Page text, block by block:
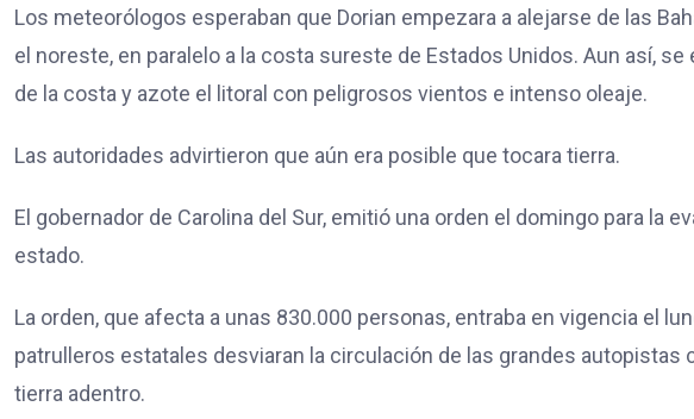
Los meteorólogos esperaban que Dorian empezara a alejarse de las
el noreste, en paralelo a la costa sureste de Estados Unidos. Aun así,
de la costa y azote el litoral con peligrosos vientos e intenso oleaje.
Las autoridades advirtieron que aún era posible que tocara tierra.
El gobernador de Carolina del Sur, emitió una orden el domingo para la
estado.
La orden, que afecta a unas 830.000 personas, entraba en vigencia el
patrulleros estatales desviaran la circulación de las grandes
tierra adentro.